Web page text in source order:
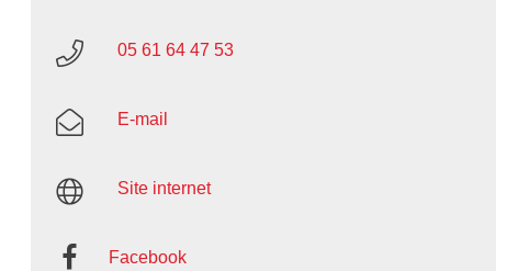
05 61 64 47 53
E-mail
Site internet
Facebook